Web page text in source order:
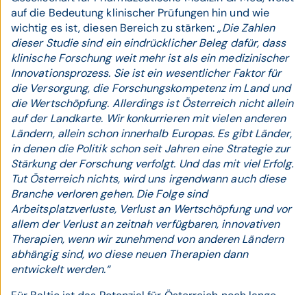
auf die Bedeutung klinischer Prüfungen hin und wie
wichtig es ist, diesen Bereich zu stärken:„Die Zahlen
dieser Studie sind ein eindrücklicher Beleg dafür, dass
klinische Forschung weit mehr ist als ein medizinischer
Innovationsprozess. Sie ist ein wesentlicher Faktor für
die Versorgung, die Forschungskompetenz im Land und
die Wertschöpfung. Allerdings ist Österreich nicht allein
auf der Landkarte. Wir konkurrieren mit vielen anderen
Ländern, allein schon innerhalb Europas. Es gibt Länder,
in denen die Politik schon seit Jahren eine Strategie zur
Stärkung der Forschung verfolgt. Und das mit viel Erfolg.
Tut Österreich nichts, wird uns irgendwann auch diese
Branche verloren gehen. Die Folge sind
Arbeitsplatzverluste, Verlust an Wertschöpfung und vor
allem der Verlust an zeitnah verfügbaren, innovativen
Therapien, wenn wir zunehmend von anderen Ländern
abhängig sind, wo diese neuen Therapien dann
entwickelt werden.“